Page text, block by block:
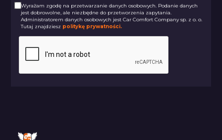
Wyrażam zgodę na przetwarzanie danych osobowych. Podanie danych
jest dobrowolne, ale niezbędne do przetworzenia zapytania.
Administratorem danych osobowych jest Car Comfort Company sp. z o. o.
Tutaj znajdziesz politykę prywatności.